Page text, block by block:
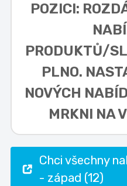
POZICI:
PRODUKTŮ/
PLNO.
NOVÝCH
MRKNI NA
Chci všechny
- západ (12)